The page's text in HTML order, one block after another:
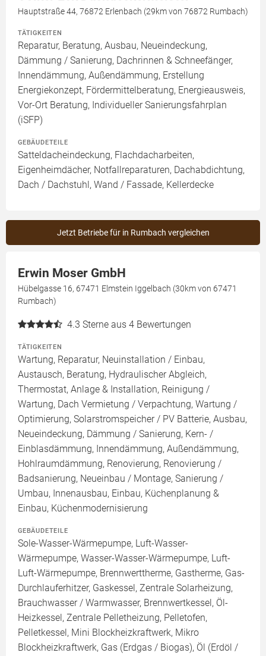
Hauptstraße 44, 76872 Erlenbach (29km von 76872 Rumbach)
TÄTIGKEITEN
Reparatur, Beratung, Ausbau, Neueindeckung,
Dämmung / Sanierung, Dachrinnen & Schneefänger,
Innendämmung, Außendämmung, Erstellung
Energiekonzept, Fördermittelberatung, Energieausweis,
Vor-Ort Beratung, Individueller Sanierungsfahrplan
(iSFP)
GEBÄUDETEILE
Satteldacheindeckung, Flachdacharbeiten,
Eigenheimdächer, Notfallreparaturen, Dachabdichtung,
Dach / Dachstuhl, Wand / Fassade, Kellerdecke
Jetzt Betriebe für in Rumbach vergleichen
Erwin Moser GmbH
Hübelgasse 16, 67471 Elmstein Iggelbach (30km von 67471
Rumbach)
4.3 Sterne aus 4 Bewertungen
TÄTIGKEITEN
Wartung, Reparatur, Neuinstallation / Einbau,
Austausch, Beratung, Hydraulischer Abgleich,
Thermostat, Anlage & Installation, Reinigung /
Wartung, Dach Vermietung / Verpachtung, Wartung /
Optimierung, Solarstromspeicher / PV Batterie, Ausbau,
Neueindeckung, Dämmung / Sanierung, Kern- /
Einblasdämmung, Innendämmung, Außendämmung,
Hohlraumdämmung, Renovierung, Renovierung /
Badsanierung, Neueinbau / Montage, Sanierung /
Umbau, Innenausbau, Einbau, Küchenplanung &
Einbau, Küchenmodernisierung
GEBÄUDETEILE
Sole-Wasser-Wärmepumpe, Luft-Wasser-
Wärmepumpe, Wasser-Wasser-Wärmepumpe, Luft-
Luft-Wärmepumpe, Brennwerttherme, Gastherme, Gas-
Durchlauferhitzer, Gaskessel, Zentrale Solarheizung,
Brauchwasser / Warmwasser, Brennwertkessel, Öl-
Heizkessel, Zentrale Pelletheizung, Pelletofen,
Pelletkessel, Mini Blockheizkraftwerk, Mikro
Blockheizkraftwerk, Gas (Erdgas / Biogas), Öl (Erdöl /